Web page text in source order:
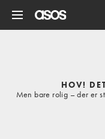
HOV!
Men bare rolig – der er